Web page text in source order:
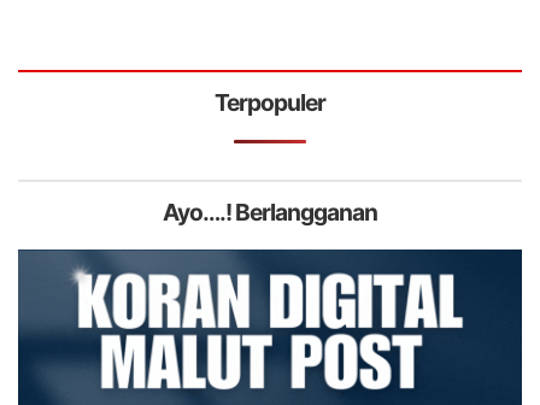
Terpopuler
Ayo….! Berlangganan